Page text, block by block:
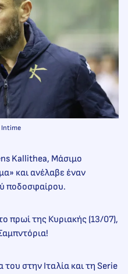
Kallithea, Μάσιμο
και ανέλαβε έναν
ποδοσφαίρου.
πρωί της Κυριακής (13/07),
του στην Ιταλία και τη Serie